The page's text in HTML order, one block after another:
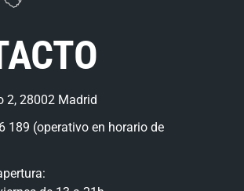
2, 28002 Madrid
189 (operativo en horario de